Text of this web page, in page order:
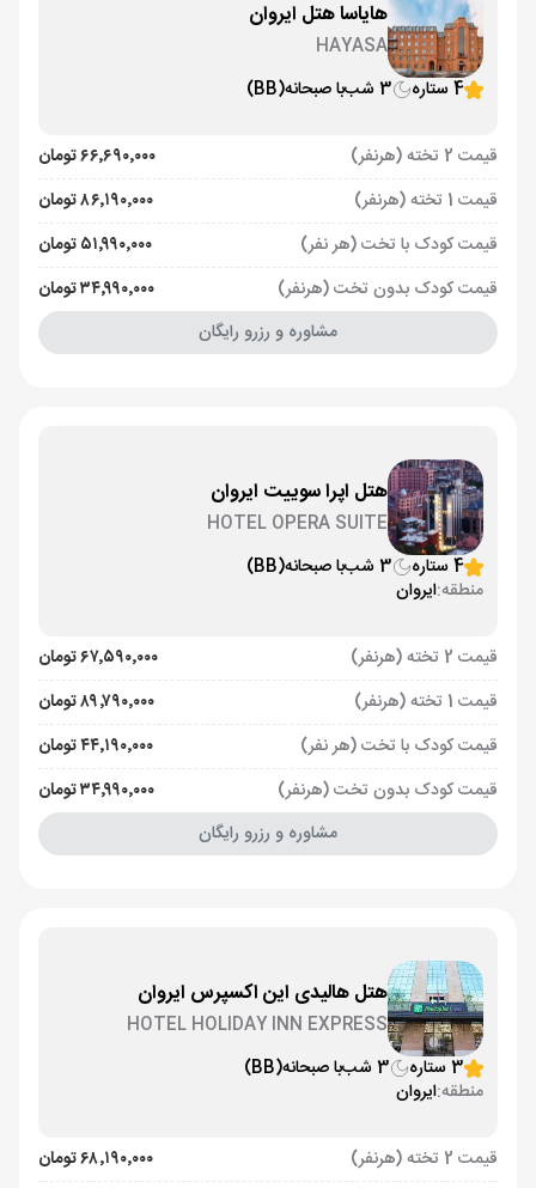
هایاسا هتل ایروان
HAYASA
4 ستاره
3 شب با صبحانه(BB)
قیمت 2 تخته (هرنفر)
۶۶٬۶۹۰٬۰۰۰ تومان
قیمت 1 تخته (هرنفر)
۸۶٬۱۹۰٬۰۰۰ تومان
قیمت کودک با تخت (هر نفر)
۵۱٬۹۹۰٬۰۰۰ تومان
قیمت کودک بدون تخت (هرنفر)
۳۴٬۹۹۰٬۰۰۰ تومان
مشاوره و رزرو رایگان
هتل اپرا سوییت ایروان
HOTEL OPERA SUITE
4 ستاره
3 شب با صبحانه(BB)
منطقه:ایروان
قیمت 2 تخته (هرنفر)
۶۷٬۵۹۰٬۰۰۰ تومان
قیمت 1 تخته (هرنفر)
۸۹٬۷۹۰٬۰۰۰ تومان
قیمت کودک با تخت (هر نفر)
۴۴٬۱۹۰٬۰۰۰ تومان
قیمت کودک بدون تخت (هرنفر)
۳۴٬۹۹۰٬۰۰۰ تومان
مشاوره و رزرو رایگان
هتل هالیدی این اکسپرس ایروان
HOTEL HOLIDAY INN EXPRESS
3 ستاره
3 شب با صبحانه(BB)
منطقه:ایروان
قیمت 2 تخته (هرنفر)
۶۸٬۱۹۰٬۰۰۰ تومان